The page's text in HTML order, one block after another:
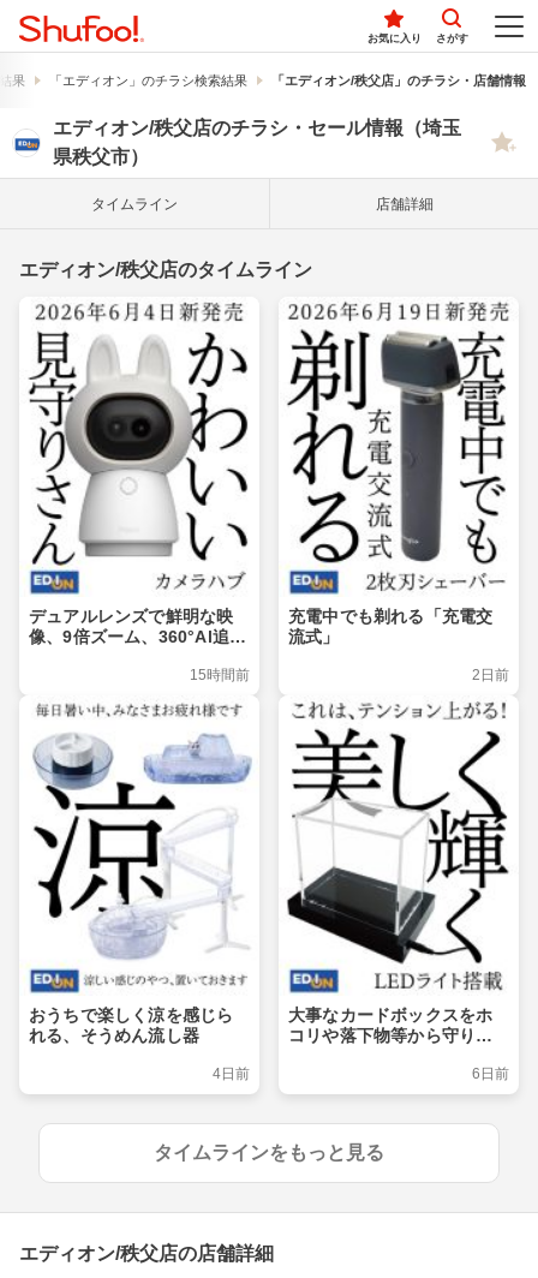
お気に入り さがす
果 「エディオン」のチラシ検索結果 「エディオン/秩父店」のチラシ・店舗情報
エディオン/秩父店のチラシ・セール情報（埼玉
県秩父市）
タイム ライン 店舗詳細
エディオン/秩父店のタイムライン
デュアルレンズで鮮明な映
像、9倍ズーム、360°Al追
15時間前
充電中でも剃れる「充電交
流式」
2日前
おうちで楽しく涼を感じら
れる、そうめん流し器
4日前
大事なカードボックスをホ
コリや落下物等から守りつ
6日前
タイムラインをもっと見る
エディオン/秩父店の店舗詳細